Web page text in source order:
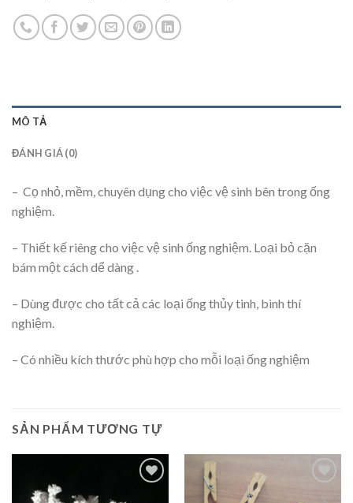
MÔ TẢ
ĐÁNH GIÁ (0)
– Cọ nhỏ, mềm, chuyên dụng cho việc vệ sinh bên trong ống
nghiệm.
– Thiết kế riêng cho việc vệ sinh ống nghiệm. Loại bỏ cặn
bám một cách dể dàng .
– Dùng được cho tất cả các loại ống thủy tinh, bình thí
nghiệm.
– Có nhiều kích thước phù hợp cho mỗi loại ống nghiệm
SẢN PHẨM TƯƠNG TỰ